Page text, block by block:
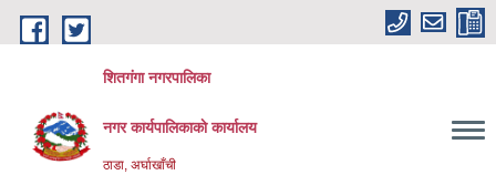
Skip to main content
शितगंगा नगरपालिका
नगर कार्यपालिकाकाे कार्यालय
ठाडा, अर्घाखाँची